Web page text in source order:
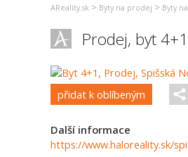
AReality.sk > Byty na prodej > Byty
Prodej, byt
přidat k oblíbeným
Další informace